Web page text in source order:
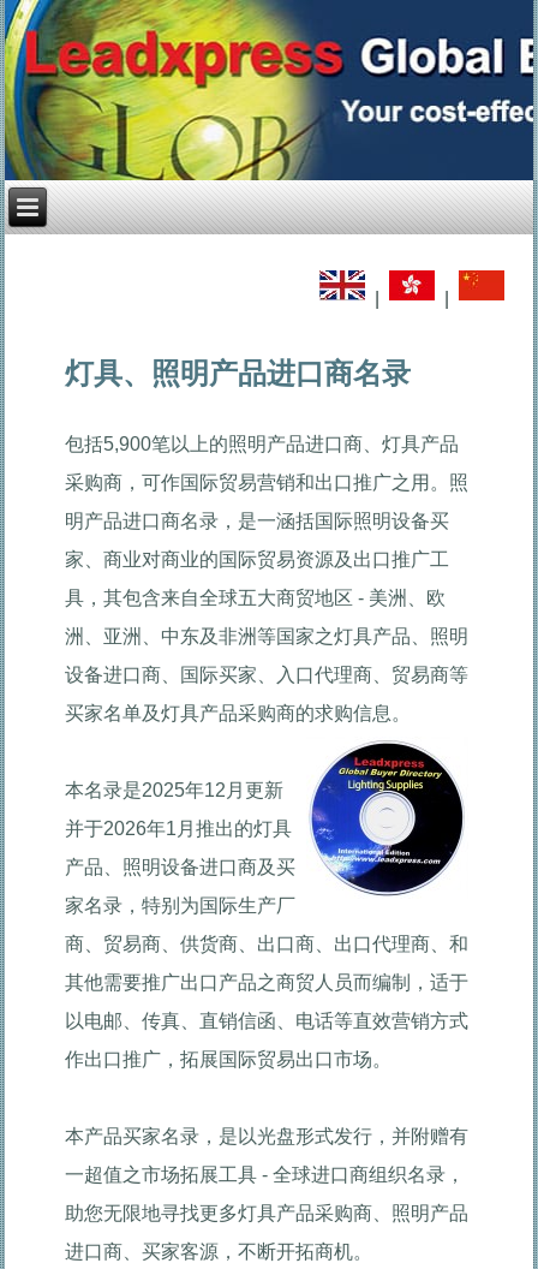
灯具、照明产品进口商名录
包括5,900笔以上的照明产品进口商、灯具产品
采购商，可作国际贸易营销和出口推广之用。照
明产品进口商名录，是一涵括国际照明设备买
家、商业对商业的国际贸易资源及出口推广工
具，其包含来自全球五大商贸地区 - 美洲、欧
洲、亚洲、中东及非洲等国家之灯具产品、照明
设备进口商、国际买家、入口代理商、贸易商等
买家名单及灯具产品采购商的求购信息。
本名录是2025年12月更新
并于2026年1月推出的灯具
产品、照明设备进口商及买
家名录，特别为国际生产厂
商、贸易商、供货商、出口商、出口代理商、和
其他需要推广出口产品之商贸人员而编制，适于
以电邮、传真、直销信函、电话等直效营销方式
作出口推广，拓展国际贸易出口市场。
本产品买家名录，是以光盘形式发行，并附赠有
一超值之市场拓展工具 - 全球进口商组织名录，
助您无限地寻找更多灯具产品采购商、照明产品
进口商、买家客源，不断开拓商机。